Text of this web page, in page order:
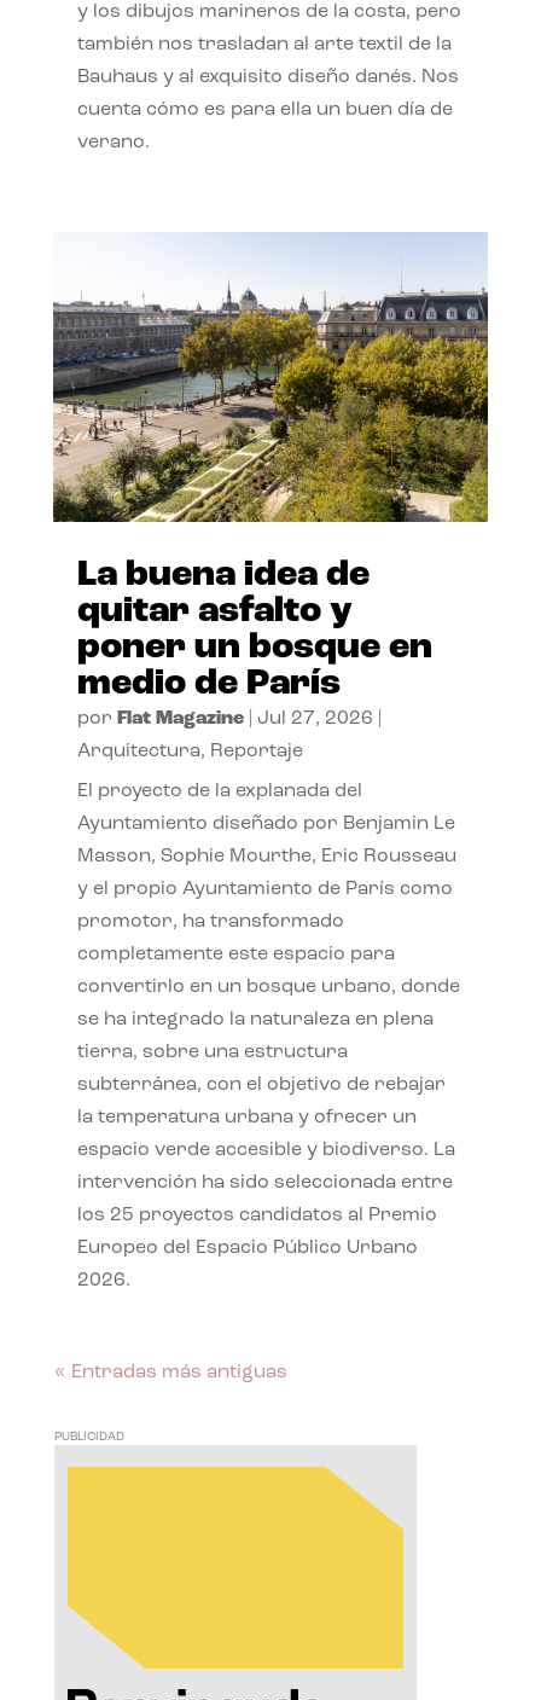
y los dibujos marineros de la costa, pero
también nos trasladan al arte textil de la
Bauhaus y al exquisito diseño danés. Nos
cuenta cómo es para ella un buen día de
verano.
La buena idea de
quitar asfalto y
poner un bosque en
medio de París
por Flat Magazine| Jul 27, 2026
Arquitectura, Reportaje
El proyecto de la explanada del
Ayuntamiento diseñado por Benjamin Le
Masson, Sophie Mourthe, Eric Rousseau
y el propio Ayuntamiento de París como
promotor, ha transformado
completamente este espacio para
convertirlo en un bosque urbano, donde
se ha integrado la naturaleza en plena
tierra, sobre una estructura
subterránea, con el objetivo de rebajar
la temperatura urbana y ofrecer un
espacio verde accesible y biodiverso. La
intervención ha sido seleccionada entre
los 25 proyectos candidatos al Premio
Europeo del Espacio Público Urbano
2026.
« Entradas más antiguas
PUBLICIDAD